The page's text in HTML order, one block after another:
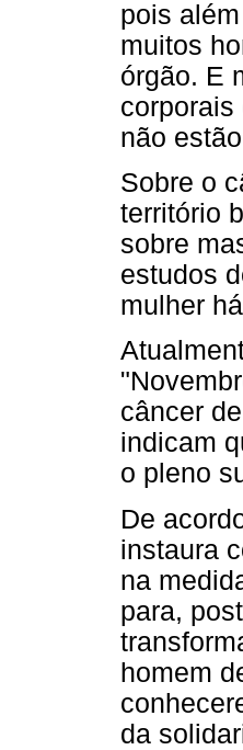
pois
muitos
órgão. E
corporais
não
Sobre o
território
sobre
estudos
mulher
câncer
indicam
o pleno
De
instaura
na
para,
homem
da